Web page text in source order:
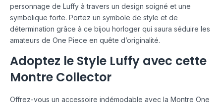
personnage de Luffy à travers un design soigné et une
symbolique forte. Portez un symbole de style et de
détermination grâce à ce bijou horloger qui saura séduire les
amateurs de One Piece en quête d’originalité.
Adoptez le Style Luffy avec cette
Montre Collector
Offrez-vous un accessoire indémodable avec la Montre One